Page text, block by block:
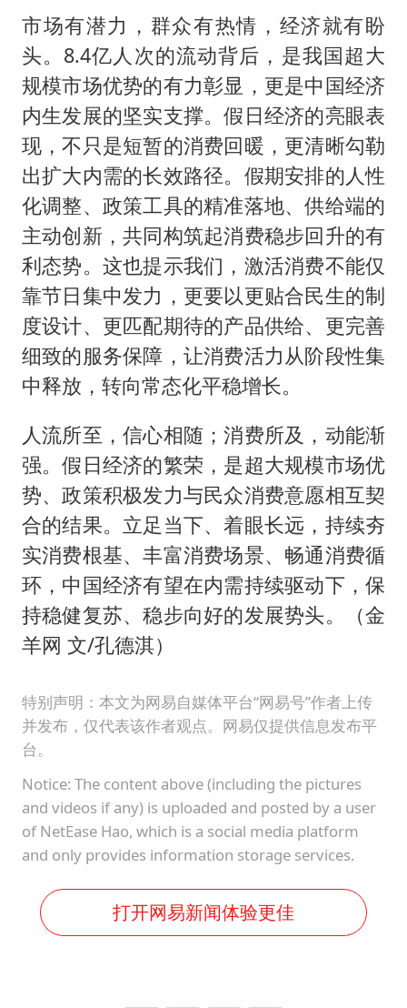
市场有潜力，群众有热情，经济就有盼
头。8.4亿人次的流动背后，是我国超大
规模市场优势的有力彰显，更是中国经济
内生发展的坚实支撑。假日经济的亮眼表
现，不只是短暂的消费回暖，更清晰勾勒
出扩大内需的长效路径。假期安排的人性
化调整、政策工具的精准落地、供给端的
主动创新，共同构筑起消费稳步回升的有
利态势。这也提示我们，激活消费不能仅
靠节日集中发力，更要以更贴合民生的制
度设计、更匹配期待的产品供给、更完善
细致的服务保障，让消费活力从阶段性集
中释放，转向常态化平稳增长。
人流所至，信心相随；消费所及，动能渐
强。假日经济的繁荣，是超大规模市场优
势、政策积极发力与民众消费意愿相互契
合的结果。立足当下、着眼长远，持续夯
实消费根基、丰富消费场景、畅通消费循
环，中国经济有望在内需持续驱动下，保
持稳健复苏、稳步向好的发展势头。（金
羊网 文/孔德淇）
特别声明：本文为网易自媒体平台“网易号”作者上传
并发布，仅代表该作者观点。网易仅提供信息发布平
台。
Notice: The content above (including the pictures
and videos if any) is uploaded and posted by a user
of NetEase Hao, which is a social media platform
and only provides information storage services.
打开网易新闻体验更佳